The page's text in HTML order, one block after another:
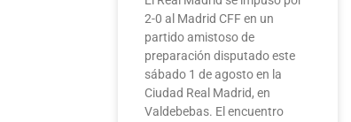
2-0 al Madrid CFF en un
partido amistoso de
preparación disputado este
sábado 1 de agosto en la
Ciudad Real Madrid, en
Valdebebas. El encuentro